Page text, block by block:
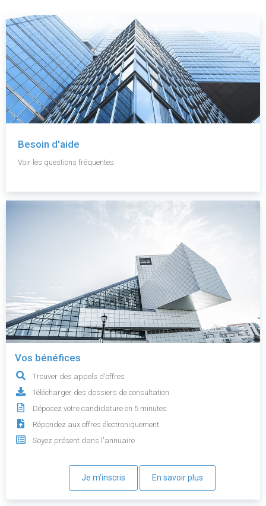
Besoin d'aide
Voir les questions fréquentes.
Vos bénéfices
Trouver des appels d'offres
Télécharger des dossiers de consultation
Déposez votre candidature en 5 minutes
Répondez aux offres électroniquement
Soyez présent dans l'annuaire
Je m'inscris En savoir plus